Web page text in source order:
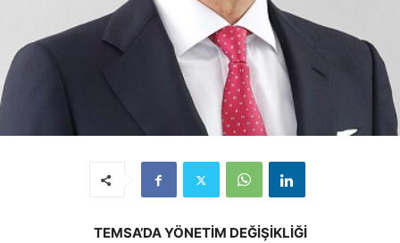
TEMSA’DA YÖNETİM DEĞİŞİKLİĞİ